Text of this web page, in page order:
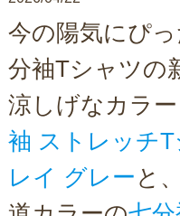
今の陽気にぴ
分袖Tシャツの
涼しげなカラ
袖 ストレッチ
レイ グレー と